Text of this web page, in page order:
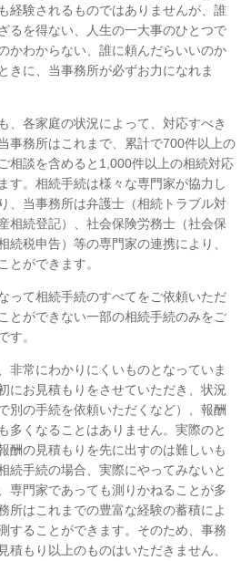
経験されるものではありませんが、誰
るを得ない、人生の一大事のひとつで
かわからない、誰に頼んだらいいのか
きに、当事務所が必ずお力になれま
、各家庭の状況によって、対応すべき
事務所はこれまで、累計で700件以上の
相談を含めると1,000件以上の相続対応
す。相続手続は様々な専門家が協力し
、当事務所は弁護士（相続トラブル対
相続登記）、社会保険労務士（社会保
続税申告）等の専門家の連携により、
とができます。
って相続手続のすべてをご依頼いただ
とができない一部の相続手続のみをご
す。
非常にわかりにくいものとなっていま
にお見積もりをさせていただき、状況
別の手続を依頼いただくなど）、報酬
多くなることはありません。実際のと
酬の見積もりを先に出すのは難しいも
続手続の場合、実際にやってみないと
専門家であっても測りかねることが多
所はこれまでの豊富な経験の蓄積によ
することができます。そのため、事務
積もり以上のものはいただきません、